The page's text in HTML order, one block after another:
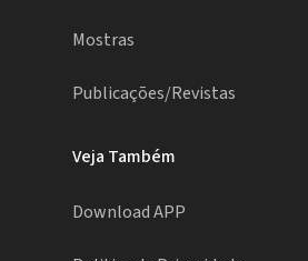
Mostras
Publicações/Revistas
Veja Também
Download APP